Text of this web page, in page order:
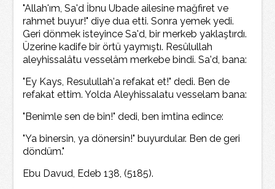
"Allah'ım, Sa'd İbnu Ubade ailesine mağfiret ve
rahmet buyur!" diye dua etti. Sonra yemek yedi.
Geri dönmek isteyince Sa'd, bir merkeb yaklaştırdı.
Üzerine kadife bir örtü yaymıştı. Resûlullah
aleyhissalâtu vesselâm merkebe bindi. Sa'd, bana:
"Ey Kays, Resulullah'a refakat et!" dedi. Ben de
refakat ettim. Yolda Aleyhissalatu vesselam bana:
"Benimle sen de bin!" dedi, ben imtina edince:
"Ya binersin, ya dönersin!" buyurdular. Ben de geri
döndüm."
Ebu Davud, Edeb 138, (5185).